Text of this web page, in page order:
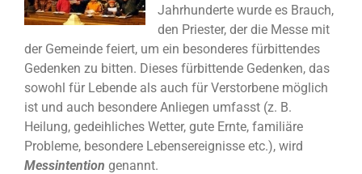
Jahrhunderte wurde es Brauch,
den Priester, der die Messe mit
der Gemeinde feiert, um ein besonderes fürbittendes
Gedenken zu bitten. Dieses fürbittende Gedenken, das
sowohl für Lebende als auch für Verstorbene möglich
ist und auch besondere Anliegen umfasst (z. B.
Heilung, gedeihliches Wetter, gute Ernte, familiäre
Probleme, besondere Lebensereignisse etc.), wird
Messintention genannt.